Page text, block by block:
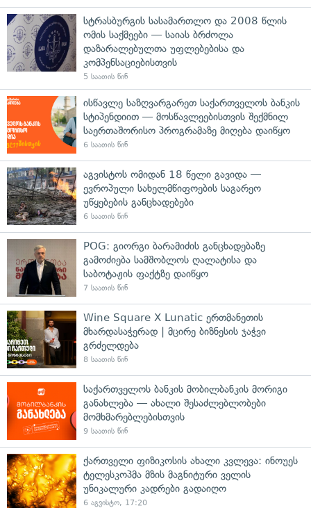
სტრასბურგის სასამართლო და 2008 წლის
ომის საქმეები — საიას ბრძოლა
დაზარალებულთა უფლებებისა და
კომპენსაციებისთვის
5 საათის წინ
ისწავლე საზღვარგარეთ საქართველოს ბანკის
სტიპენდიით — მოსწავლეებისთვის შექმნილ
საერთაშორისო პროგრამაზე მიღება დაიწყო
6 საათის წინ
აგვისტოს ომიდან 18 წელი გავიდა —
ევროპული სახელმწიფოების საგარეო
უწყებების განცხადებები
6 საათის წინ
POG: გიორგი ბარამიძის განცხადებაზე
გამოძიება სამშობლოს ღალატისა და
საბოტაჟის ფაქტზე დაიწყო
7 საათის წინ
Wine Square X Lunatic ერთმანეთის
მხარდასაჭერად | მცირე ბიზნესის ჯაჭვი
გრძელდება
8 საათის წინ
საქართველოს ბანკის მობილბანკის მორიგი
განახლება — ახალი შესაძლებლობები
მომხმარებლებისთვის
9 საათის წინ
ქართველი ფიზიკოსის ახალი კვლევა: ინოუეს
ტელესკოპმა მზის მაგნიტური ველის
უნიკალური კადრები გადაიღო
6 აგვისტო, 17:20